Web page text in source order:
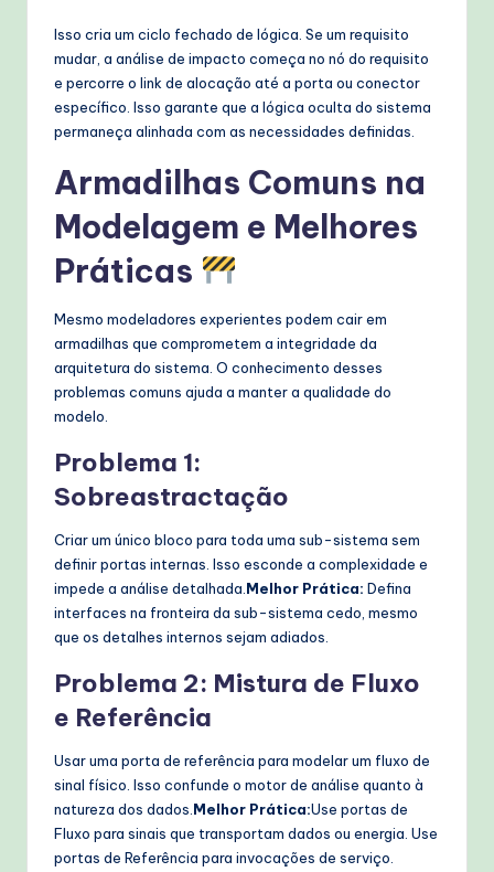
Isso cria um ciclo fechado de lógica. Se um requisito
mudar, a análise de impacto começa no nó do requisito
e percorre o link de alocação até a porta ou conector
específico. Isso garante que a lógica oculta do sistema
permaneça alinhada com as necessidades definidas.
Armadilhas Comuns na
Modelagem e Melhores
Práticas
Mesmo modeladores experientes podem cair em
armadilhas que comprometem a integridade da
arquitetura do sistema. O conhecimento desses
problemas comuns ajuda a manter a qualidade do
modelo.
Problema 1:
Sobreastractação
Criar um único bloco para toda uma sub-sistema sem
definir portas internas. Isso esconde a complexidade e
impede a análise detalhada. Melhor Prática: Defina
interfaces na fronteira da sub-sistema cedo, mesmo
que os detalhes internos sejam adiados.
Problema 2: Mistura de Fluxo
e Referência
Usar uma porta de referência para modelar um fluxo de
sinal físico. Isso confunde o motor de análise quanto à
natureza dos dados. Melhor Prática:Use portas de
Fluxo para sinais que transportam dados ou energia. Use
portas de Referência para invocações de serviço.